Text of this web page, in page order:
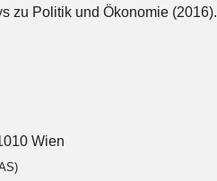
zu Politik und Ökonomie (2016).
Wien